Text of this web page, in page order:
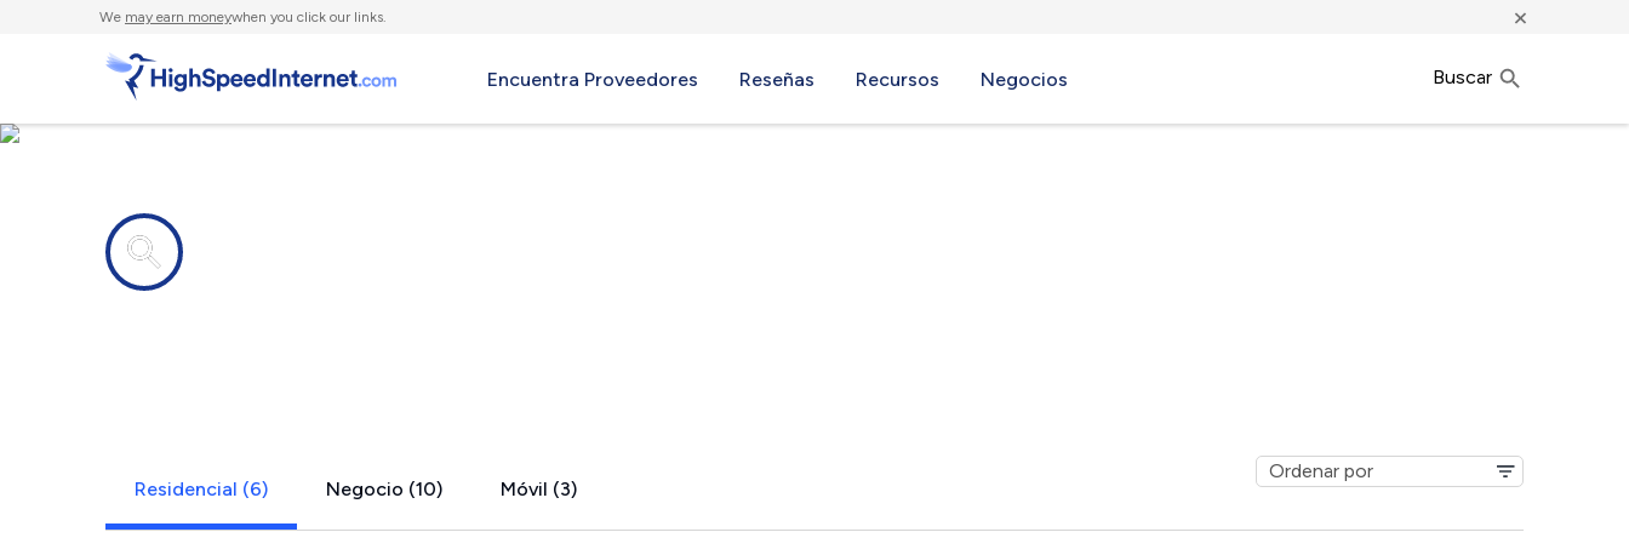
We may earn moneywhen you click our links. ×
Encuentra Proveedores Reseñas Recursos Negocios Buscar
Residencial (6) Negocio (10) Móvil (3)